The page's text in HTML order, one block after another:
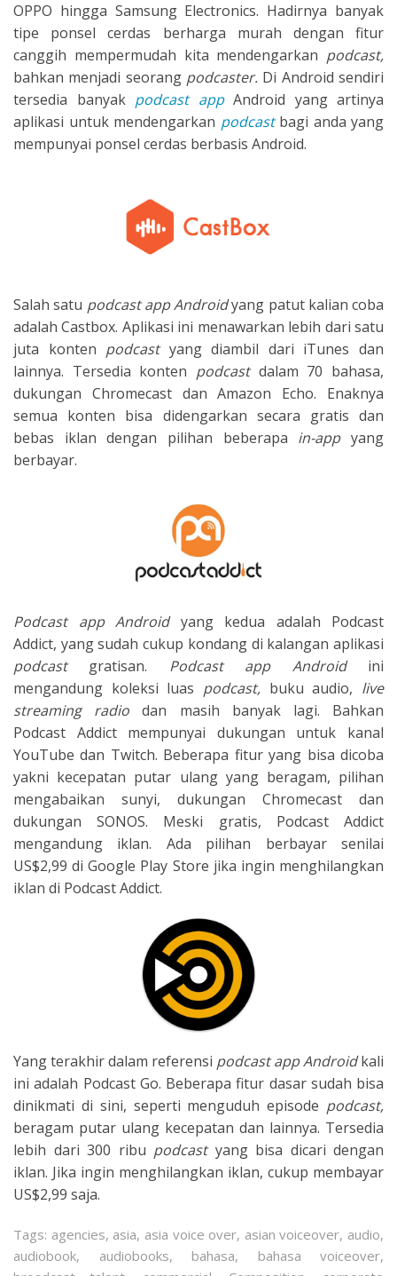
OPPO hingga Samsung Electronics. Hadirnya banyak
tipe ponsel cerdas berharga murah dengan fitur
canggih mempermudah kita mendengarkan podcast,
bahkan menjadi seorang podcaster. Di Android sendiri
tersedia banyak podcast app Android yang artinya
aplikasi untuk mendengarkan podcastbagi anda yang
mempunyai ponsel cerdas berbasis Android.
Salah satu podcast app Androidyang patut kalian coba
adalah Castbox. Aplikasi ini menawarkan lebih dari satu
juta konten podcast yang diambil dari iTunes dan
lainnya. Tersedia konten podcast dalam 70 bahasa,
dukungan Chromecast dan Amazon Echo. Enaknya
semua konten bisa didengarkan secara gratis dan
bebas iklan dengan pilihan beberapa in-appyang
berbayar.
Podcast app Android yang kedua adalah Podcast
Addict, yang sudah cukup kondang di kalangan aplikasi
podcast gratisan. Podcast app Android ini
mengandung koleksi luas podcast, buku audio, live
streaming radiodan masih banyak lagi. Bahkan
Podcast Addict mempunyai dukungan untuk kanal
YouTube dan Twitch. Beberapa fitur yang bisa dicoba
yakni kecepatan putar ulang yang beragam, pilihan
mengabaikan sunyi, dukungan Chromecast dan
dukungan SONOS. Meski gratis, Podcast Addict
mengandung iklan. Ada pilihan berbayar senilai
US$2,99 di Google Play Store jika ingin menghilangkan
iklan di Podcast Addict.
Yang terakhir dalam referensi podcast app Androidkali
ini adalah Podcast Go. Beberapa fitur dasar sudah bisa
dinikmati di sini, seperti menguduh episode podcast,
beragam putar ulang kecepatan dan lainnya. Tersedia
lebih dari 300 ribu podcast yang bisa dicari dengan
iklan. Jika ingin menghilangkan iklan, cukup membayar
US$2,99 saja.
Tags: agencies, asia, asia voice over, asian voiceover, audio,
audiobook, audiobooks, bahasa, bahasa voiceover,